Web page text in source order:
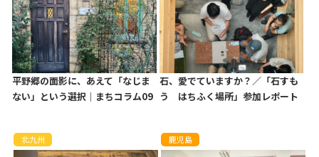
平野郷の面影に、あえて「なじま
ない」という選択｜まちコラム09
石、愛でていますか？／「石すも
う はちふく場所」参加レポート
北九州 鹿児島